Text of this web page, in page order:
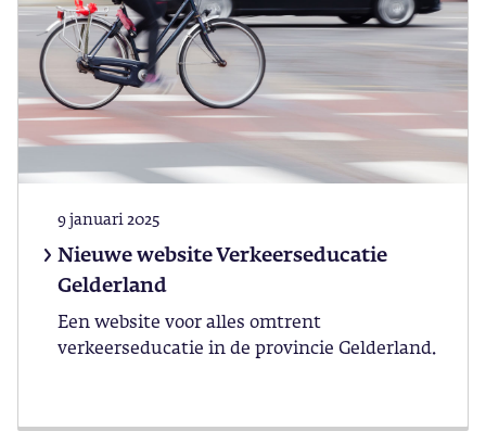
Nieuwe website Verkeerseducatie
Gelderland
9 januari 2025
Een website voor alles omtrent
verkeerseducatie in de provincie Gelderland.